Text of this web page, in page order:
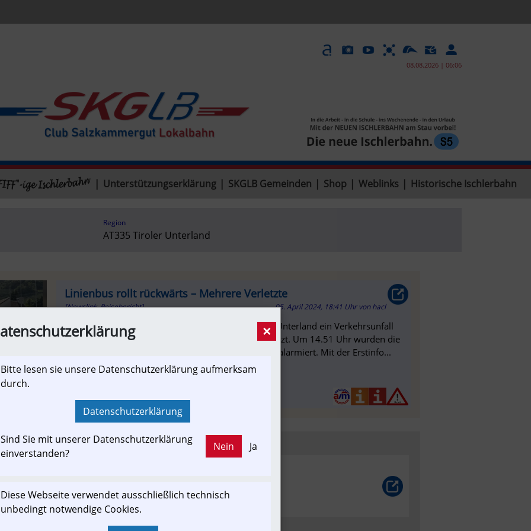
08.08.2026 | 06:06
Unterstützungserklärung SKGLB Gemeinden Shop Weblinks Historische Ischlerbahn
Region
AT335 Tiroler Unterland
Linienbus rollt rückwärts – Mehrere Verletzte
[Newslink, Reisebericht] 05. April 2024, 18:41 Uhr vonhacl
Am frühen Freitagnachmittag hat sich im Südtiroler Unterland ein Verkehrsunfall
ereignet. Dabei haben sich mehrere Passagiere verletzt. Um 14.51 Uhr wurden die
Freiwilligen Feuerwehren von Tramin und Kurtatsch alarmiert. Mit der Erstinfo...
unsertirol24.com
(Neuer Tab wird geöffnet)
×
Bitte lesen sie unsere Datenschutzerklärung aufmerksam
durch.
Datenschutzerklärung
Sind Sie mit unserer Datenschutzerklärung
einverstanden?
Nein Ja
Diese Webseite verwendet ausschließlich technisch
unbedingt notwendige Cookies.